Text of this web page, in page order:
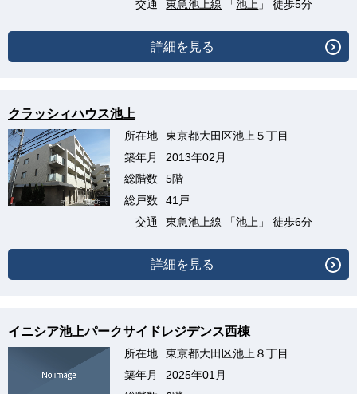
交通 東急池上線 「池上 」 徒歩5分
詳細を見る
クラッシィハウス池上
所在地
東京都大田区池上５丁目
築年月
2013年02月
総階数
5階
総戸数
41戸
交通
東急池上線 「池上 」 徒歩6分
詳細を見る
イニシア池上パークサイドレジデンス西棟
所在地
東京都大田区池上８丁目
築年月
2025年01月